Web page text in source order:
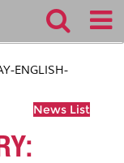
ENGLISH-
News List